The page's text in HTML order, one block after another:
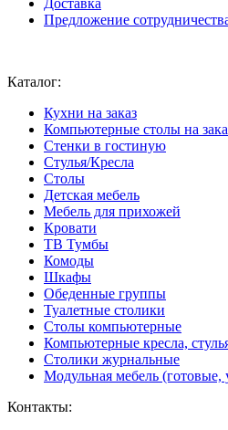
Доставка
Предложение
Каталог:
Кухни на заказ
Компьютерные столы на
Стенки в гостиную
Стулья/Кресла
Столы
Детская мебель
Мебель для прихожей
Кровати
ТВ Тумбы
Комоды
Шкафы
Обеденные группы
Туалетные столики
Столы компьютерные
Компьютерные кресла,
Столики журнальные
Модульная мебель
Контакты: